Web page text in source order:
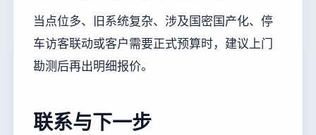
当点位多、旧系统复杂、涉及国密国产化、停
车访客联动或客户需要正式预算时，建议上门
勘测后再出明细报价。
联系与下一步